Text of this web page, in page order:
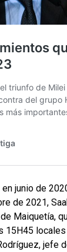
junio de
de 2021,
Maiquetía,
15H45
jefe